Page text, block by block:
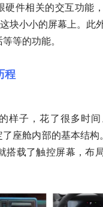
硬件相关的交互功能
块小小的屏幕上。此
等的功能。
程
样子，花了很多时
座舱内部的基本结构
搭载了触控屏幕，布